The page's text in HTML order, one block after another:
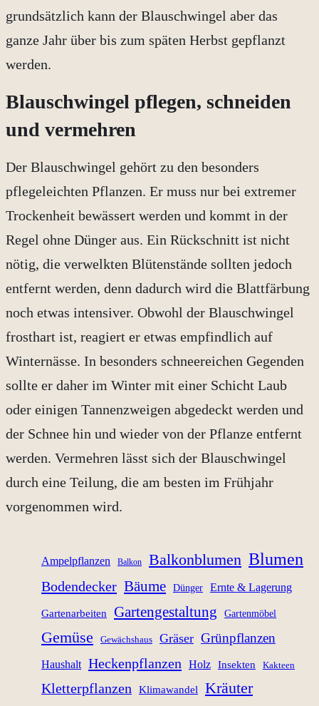
grundsätzlich kann der Blauschwingel aber das
ganze Jahr über bis zum späten Herbst gepflanzt
werden.
Blauschwingel pflegen, schneiden
und vermehren
Der Blauschwingel gehört zu den besonders
pflegeleichten Pflanzen. Er muss nur bei extremer
Trockenheit bewässert werden und kommt in der
Regel ohne Dünger aus. Ein Rückschnitt ist nicht
nötig, die verwelkten Blütenstände sollten jedoch
entfernt werden, denn dadurch wird die Blattfärbung
noch etwas intensiver. Obwohl der Blauschwingel
frosthart ist, reagiert er etwas empfindlich auf
Winternässe. In besonders schneereichen Gegenden
sollte er daher im Winter mit einer Schicht Laub
oder einigen Tannenzweigen abgedeckt werden und
der Schnee hin und wieder von der Pflanze entfernt
werden. Vermehren lässt sich der Blauschwingel
durch eine Teilung, die am besten im Frühjahr
vorgenommen wird.
Ampelpflanzen Balkon Balkonblumen Blumen
Bodendecker Bäume Dünger Ernte & Lagerung
Gartenarbeiten Gartengestaltung Gartenmöbel
Gemüse Gewächshaus Gräser Grünpflanzen
Haushalt Heckenpflanzen Holz Insekten Kakteen
Kletterpflanzen Klimawandel Kräuter